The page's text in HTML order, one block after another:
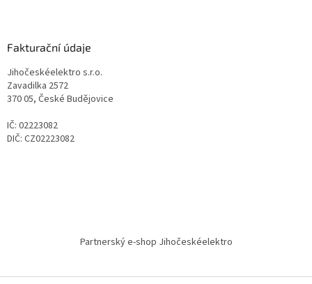
Fakturační údaje
Jihočeskéelektro s.r.o.
Zavadilka 2572
370 05, České Budějovice
IČ: 02223082
DIČ: CZ02223082
Partnerský e-shop Jihočeskéelektro